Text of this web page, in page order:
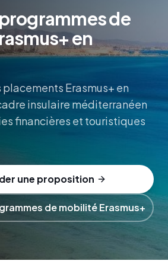
de
en
Erasmus+ en
insulaire méditerranéen
financières et touristiques
une proposition
de mobilité Erasmus+